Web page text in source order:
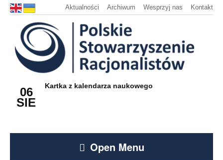
Aktualności Archiwum Wesprzyj nas Kontakt
06
SIE
Kartka z kalendarza naukowego
Open Menu